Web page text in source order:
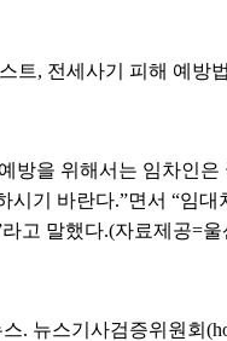
트, 전세사기 피해 예방
방을 위해서는 임차인
시기 바란다.”면서 “임
고 말했다.(자료제공=
뉴스기사검증위원회